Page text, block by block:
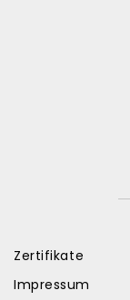
Zertifikate
Impressum